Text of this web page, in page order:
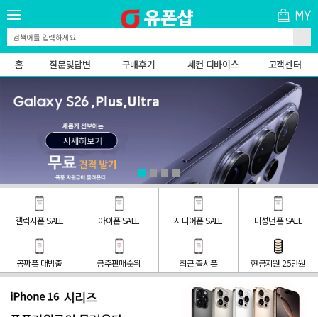
홈 질문및답변 구매후기 세컨 디바이스 고객센터
갤럭시폰 SALE 아이폰 SALE 시니어폰 SALE 미성년폰 SALE
공짜폰 대방출 금주판매순위 최근 출시폰 현금지원 25만원